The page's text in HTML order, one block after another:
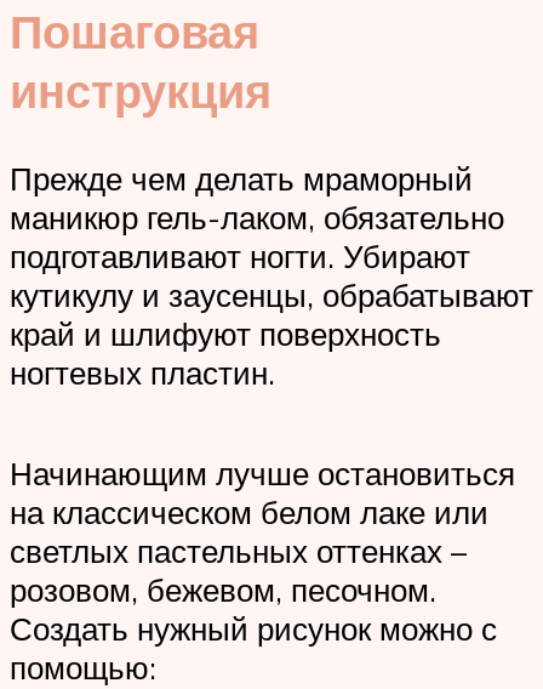
Пошаговая
инструкция
Прежде чем делать мраморный
маникюр гель-лаком, обязательно
подготавливают ногти. Убирают
кутикулу и заусенцы, обрабатывают
край и шлифуют поверхность
ногтевых пластин.
Начинающим лучше остановиться
на классическом белом лаке или
светлых пастельных оттенках –
розовом, бежевом, песочном.
Создать нужный рисунок можно с
помощью: